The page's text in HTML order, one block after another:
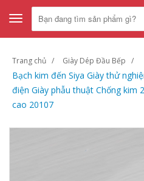
Toggle
navigation
Trang chủ Giày Dép Đầu Bếp
Bạch kim đến Siya Giày thử
điện Giày phẫu thuật Chống kim
cao 20107